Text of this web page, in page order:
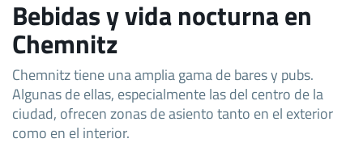
Bebidas y vida nocturna en
Chemnitz
Chemnitz tiene una amplia gama de bares y pubs.
Algunas de ellas, especialmente las del centro de la
ciudad, ofrecen zonas de asiento tanto en el exterior
como en el interior.